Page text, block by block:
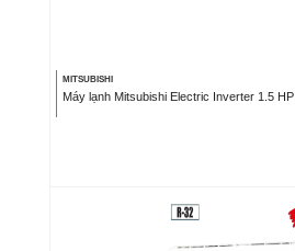
MITSUBISHI
Máy lạnh Mitsubishi Electric Inverter 1.5 HP